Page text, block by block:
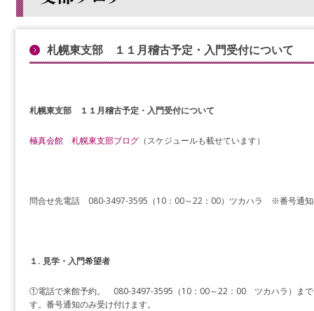
札幌東支部 １１月稽古予定・入門受付について
札幌東支部 １１月稽古予定・入門受付について
極真会館 札幌東支部ブログ（スケジュールも載せています）
問合せ先電話 080-3497-3595（10：00～22：00）ツカハラ ※番号通知
１. 見学・入門希望者
①電話で来館予約。 080-3497-3595（10：00～22：00 ツカハラ）まで
す。番号通知のみ受け付けます。